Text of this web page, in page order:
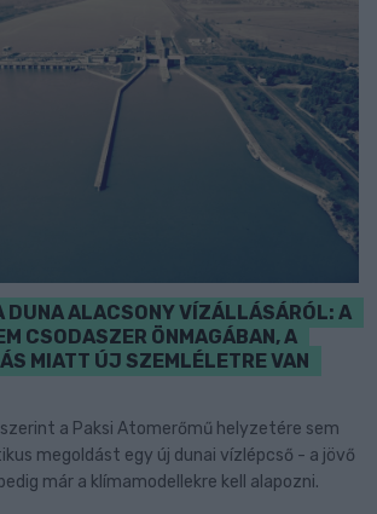
DUNA ALACSONY VÍZÁLLÁSÁRÓL: A
CSODASZER ÖNMAGÁBAN, A
MIATT ÚJ SZEMLÉLETRE VAN
szerint a Paksi Atomerőmű helyzetére sem
megoldást egy új dunai vízlépcső - a jövő
már a klímamodellekre kell alapozni.